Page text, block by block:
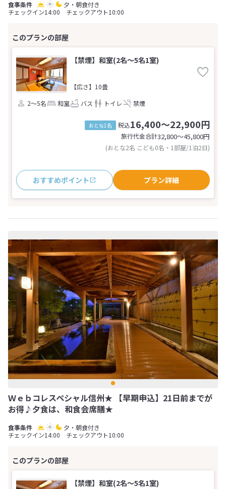
夕・朝食付き
チェックイン14:00 チェックアウト10:00
【禁煙】和室(2名～5名1室)
【広さ】10畳
2～5名
和室 バス トイレ 禁煙
おとな1名 税込16,400～22,900円
旅行代金合計32,800〜45,800円
(おとな2名 こども0名・1部屋/1泊2日)
おすすめポイント プラン詳細
Ｗｅｂコレスペシャル信州★ 【早期申込】21日前までが
お得♪夕食は、和食会席膳★
夕・朝食付き
チェックイン14:00 チェックアウト10:00
【禁煙】和室(2名～5名1室)